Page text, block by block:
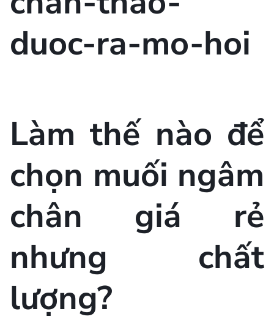
Làm thế nào để
chọn muối ngâm
chân giá rẻ
nhưng chất
lượng?